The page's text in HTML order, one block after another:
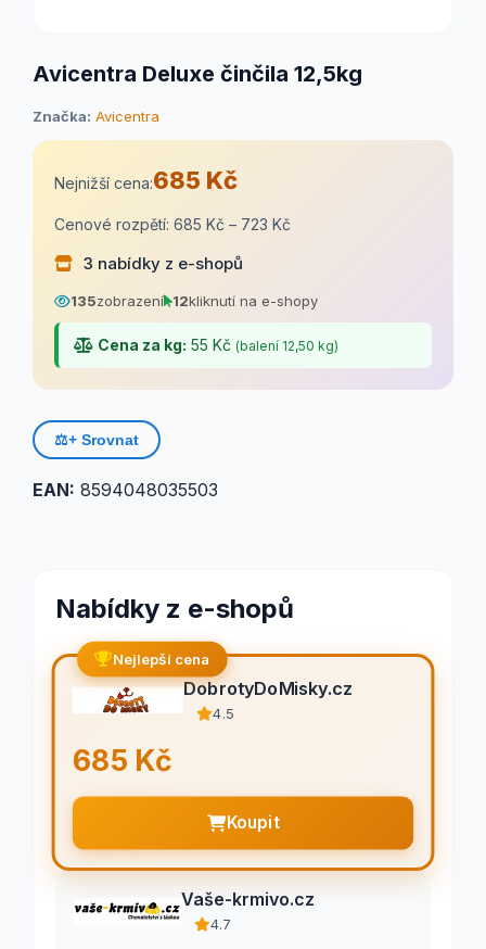
Avicentra Deluxe činčila 12,5kg
Značka: Avicentra
Nejnižší cena:685 Kč
Cenové rozpětí: 685 Kč – 723 Kč
3 nabídky z e-shopů
135zobrazení 12kliknutí na e-shopy
Cena za kg: 55 Kč (balení 12,50 kg)
⚖️+ Srovnat
EAN: 8594048035503
Nabídky z e-shopů
Nejlepší cena
DobrotyDoMisky.cz
4.5
685 Kč
Koupit
Vaše-krmivo.cz
4.7